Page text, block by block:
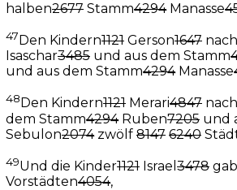
halben2677 Stamm4294Manasse
47 Den Kindern1121 Gerson1647
Isaschar3485 und aus dem Stamm
und aus dem Stamm4294Manasse
48 Den Kindern1121 Merari4847
dem Stamm4294Ruben7205 und
Sebulon2074zwölf 8147 6240
49Und die Kinder1121 Israel 3478
Vorstädten4054,